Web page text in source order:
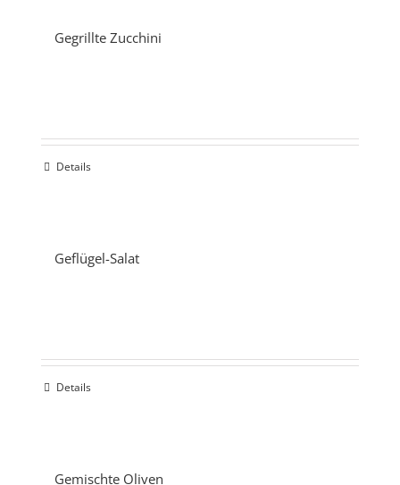
Gegrillte Zucchini
Details
Geflügel-Salat
Details
Gemischte Oliven